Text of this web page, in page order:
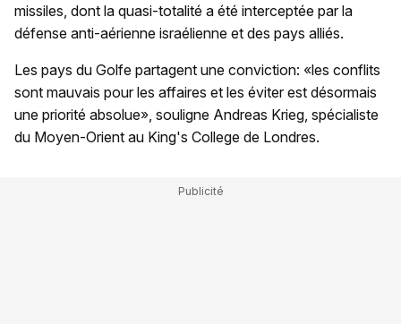
missiles, dont la quasi-totalité a été interceptée par la
défense anti-aérienne israélienne et des pays alliés.
Les pays du Golfe partagent une conviction: «les conflits
sont mauvais pour les affaires et les éviter est désormais
une priorité absolue», souligne Andreas Krieg, spécialiste
du Moyen-Orient au King's College de Londres.